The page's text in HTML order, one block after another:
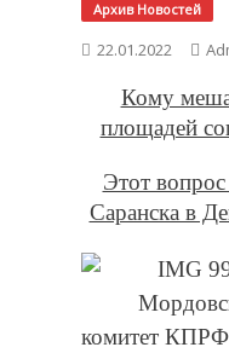
Архив Новостей
22.01.2022
Кому
площадей
Этот
Саранска в
комитет КПРФ